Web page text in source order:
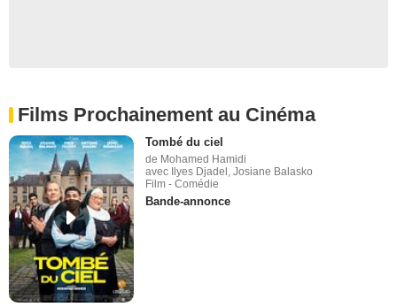
Films Prochainement au Cinéma
Tombé du ciel
de Mohamed Hamidi
avec Ilyes Djadel, Josiane Balasko
Film - Comédie
Bande-annonce